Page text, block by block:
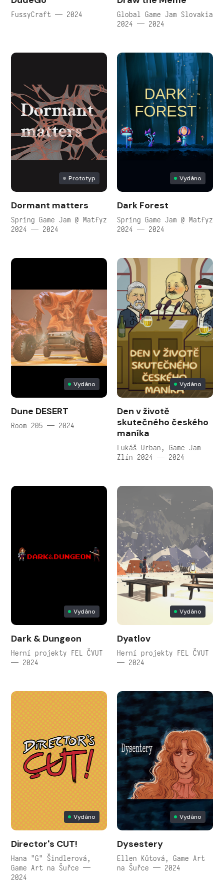
FussyCraft — 2024
Global Game Jam Slovakia
2024 — 2024
Prototyp
Dormant matters
Spring Game Jam @ Matfyz
2024 — 2024
Vydáno
Dark Forest
Spring Game Jam @ Matfyz
2024 — 2024
Vydáno
Dune DESERT
Room 205 — 2024
Vydáno
Den v životě
skutečného českého
maníka
Lukáš Urban, Game Jam
Zlín 2024 — 2024
Vydáno
Dark & Dungeon
Herní projekty FEL ČVUT
— 2024
Vydáno
Dyatlov
Herní projekty FEL ČVUT
— 2024
Vydáno
Director's CUT!
Hana "G" Šindlerová,
Game Art na Šuřce —
2024
Vydáno
Dysestery
Ellen Kůtová, Game Art
na Šuřce — 2024